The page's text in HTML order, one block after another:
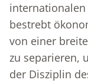
internationalen
bestrebt
von einer
zu separieren,
der Disziplin